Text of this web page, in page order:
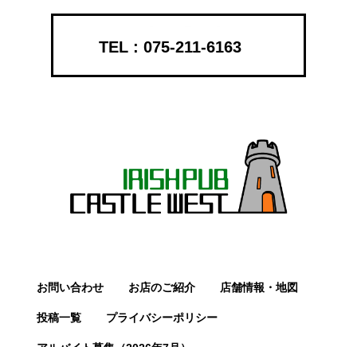
075-211-6163
お問い合わせ お店のご紹介 店舗情報・地図
投稿一覧 プライバシーポリシー